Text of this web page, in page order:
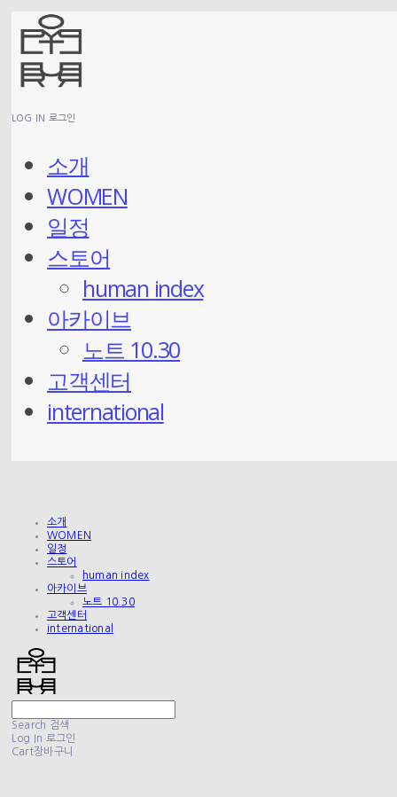
LOG IN 로그인
소개
WOMEN
일정
스토어
human index
아카이브
노트 10.30
고객센터
international
소개
WOMEN
일정
스토어
human index
아카이브
노트 10.30
고객센터
international
Search 검색
Log In 로그인
Cart장바구니